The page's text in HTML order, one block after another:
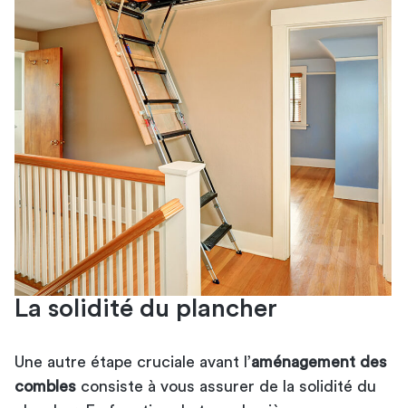
La solidité du plancher
Une autre étape cruciale avant l’aménagement des
combles consiste à vous assurer de la solidité du